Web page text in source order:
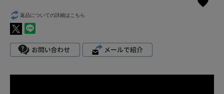
返品についての詳細はこちら